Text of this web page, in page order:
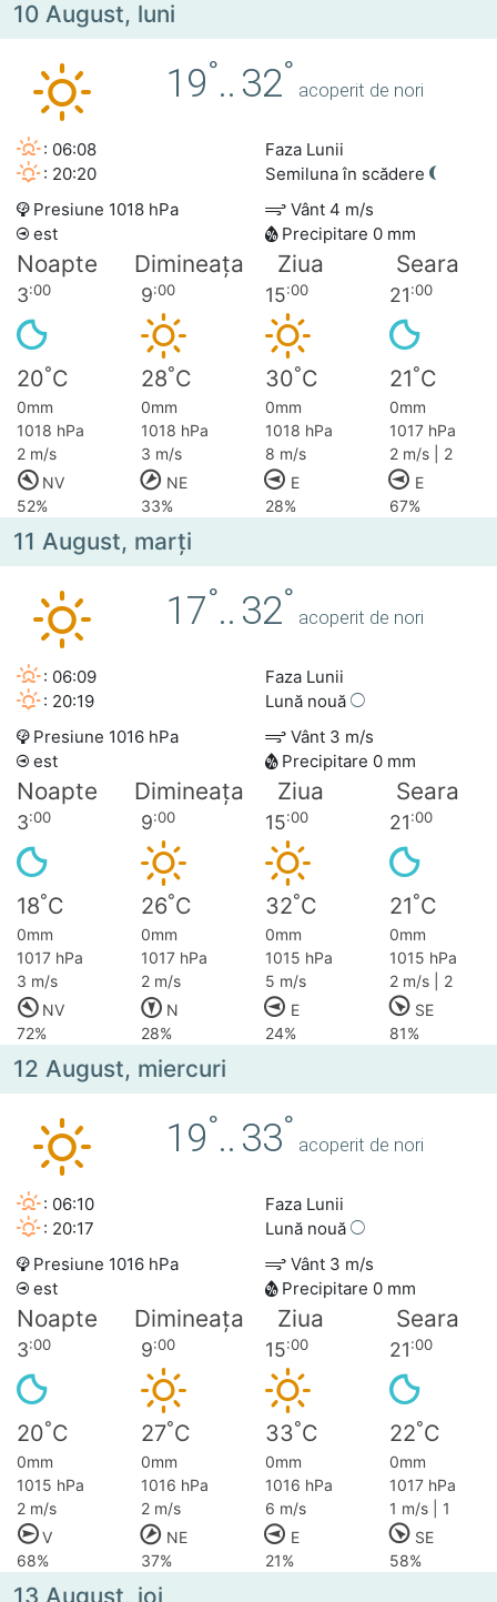
10 August, luni
19°.. 32°
acoperit de nori
: 06:08
: 20:20
Faza Lunii
Semiluna în scădere
Presiune 1018 hPa
Vânt 4 m/s
est
Precipitare 0 mm
Noapte Dimineața Ziua Seara
3:00 9:00 15:00 21:00
20°C 28°C 30°C 21°C
0mm 0mm 0mm
0mm
1018 hPa
1018 hPa 1018 hPa
1017 hPa
2 m/s
3 m/s 8 m/s
2 m/s | 2
NV
NE E
E
52%
33% 28% 67%
11 August, marţi
17°.. 32°
acoperit de nori
: 06:09
: 20:19
Faza Lunii
Lună nouă
Presiune 1016 hPa
Vânt 3 m/s
est
Precipitare 0 mm
Noapte Dimineața Ziua Seara
3:00 9:00 15:00 21:00
18°C 26°C 32°C 21°C
0mm 0mm 0mm
0mm
1017 hPa
1017 hPa 1015 hPa
1015 hPa
3 m/s
2 m/s 5 m/s
2 m/s | 2
NV
N E
SE
72%
28% 24% 81%
12 August, miercuri
19°.. 33°
acoperit de nori
: 06:10
: 20:17
Faza Lunii
Lună nouă
Presiune 1016 hPa
Vânt 3 m/s
est
Precipitare 0 mm
Noapte Dimineața Ziua Seara
3:00 9:00 15:00 21:00
20°C 27°C 33°C 22°C
0mm 0mm 0mm
0mm
1015 hPa
1016 hPa 1016 hPa
1017 hPa
2 m/s
2 m/s 6 m/s
1 m/s | 1
V
NE E
SE
68%
37% 21% 58%
13 August, joi